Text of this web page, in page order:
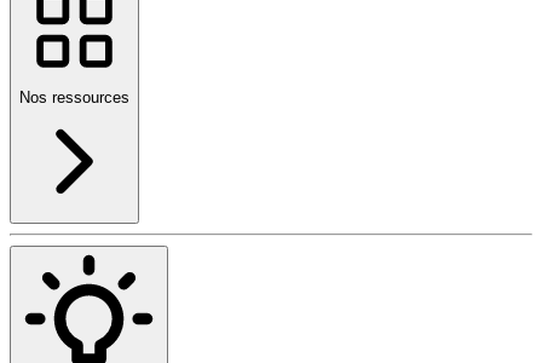
Nos ressources